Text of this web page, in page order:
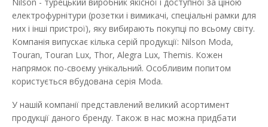
Nilson - турецький виробник якісної і доступної за ціною
електрофурнітури (розетки і вимикачі, спеціальні рамки для
них і інші пристрої), яку вибирають покупці по всьому світу.
Компанія випускає кілька серій продукції: Nilson Moda,
Touran, Touran Lux, Thor, Alegra Lux, Themis. Кожен
напрямок по-своєму унікальний. Особливим попитом
користується вбудована серія Moda.
У нашій компанії представлений великий асортимент
продукції даного бренду. Також в нас можна придбати